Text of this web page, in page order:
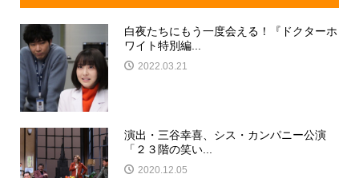
白夜たちにもう一度会える！『ドクターホ
ワイト特別編...
2022.03.21
演出・三谷幸喜、シス・カンパニー公演
「２３階の笑い...
2020.12.05